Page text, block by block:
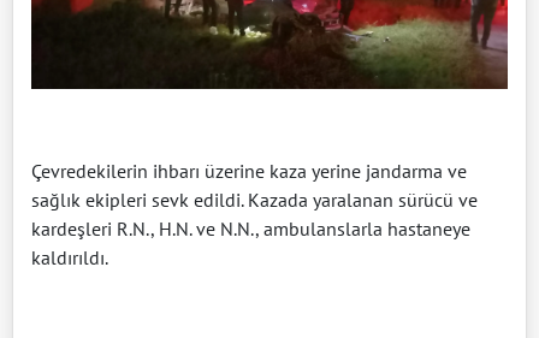
Çevredekilerin ihbarı üzerine kaza yerine jandarma ve
sağlık ekipleri sevk edildi. Kazada yaralanan sürücü ve
kardeşleri R.N., H.N. ve N.N., ambulanslarla hastaneye
kaldırıldı.